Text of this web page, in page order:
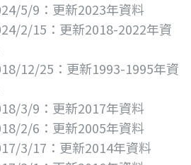
5/9：更新2023年資料
2/15：更新2018-2022年資
12/25：更新1993-1995年資
3/9：更新2017年資料
2/6：更新2005年資料
3/17：更新2014年資料